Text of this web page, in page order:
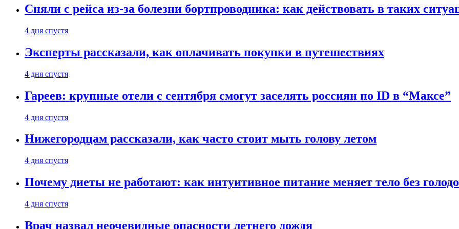
Сняли с рейса из-за болезни бортпроводника: как действовать в таких
4 дня спустя
Эксперты рассказали, как оплачивать покупки в путешествиях
4 дня спустя
Гареев: крупные отели с сентября смогут заселять россиян по ID в “Максе”
4 дня спустя
Нижегородцам рассказали, как часто стоит мыть голову летом
4 дня спустя
Почему диеты не работают: как интуитивное питание меняет тело без
4 дня спустя
Врач назвал неочевидные опасности летнего дождя